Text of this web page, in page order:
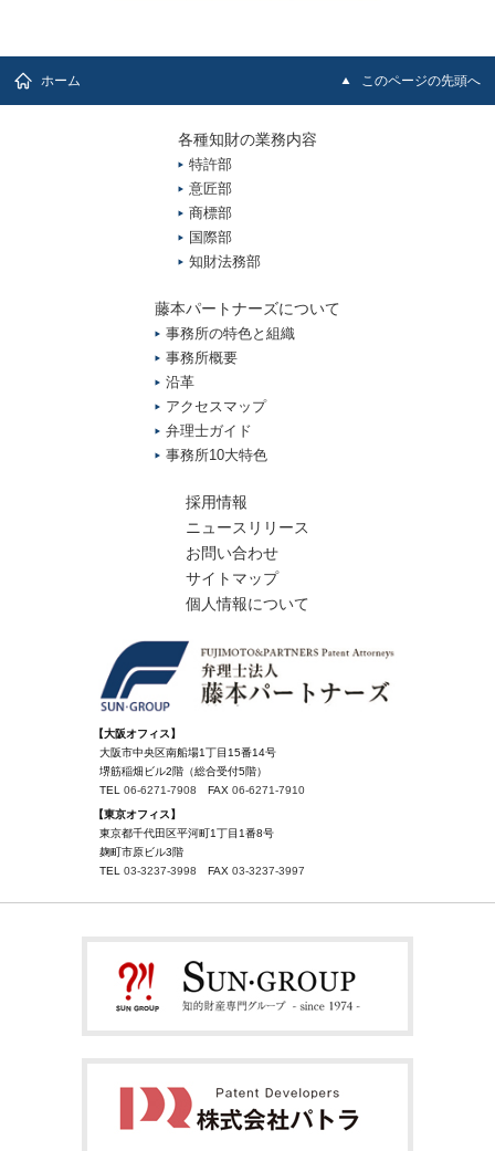
ホーム このページの先頭へ
各種知財の業務内容
特許部
意匠部
商標部
国際部
知財法務部
藤本パートナーズについて
事務所の特色と組織
事務所概要
沿革
アクセスマップ
弁理士ガイド
事務所10大特色
採用情報
ニュースリリース
お問い合わせ
サイトマップ
個人情報について
【大阪オフィス】
大阪市中央区南船場1丁目15番14号
堺筋稲畑ビル2階（総合受付5階）
TEL 06-6271-7908 FAX 06-6271-7910
【東京オフィス】
東京都千代田区平河町1丁目1番8号
麹町市原ビル3階
TEL 03-3237-3998 FAX 03-3237-3997